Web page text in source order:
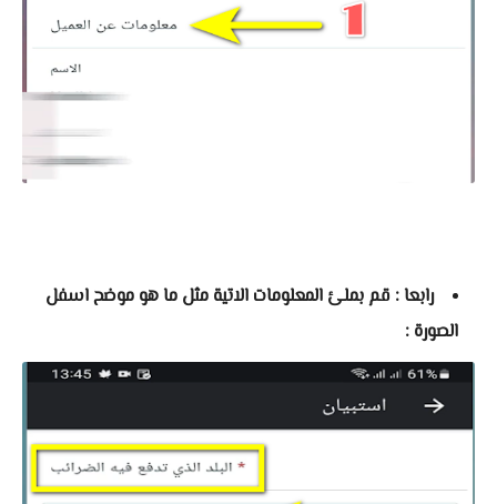
رابعا : قم بملئ المعلومات الاتية مثل ما هو موضح اسفل
الصورة :